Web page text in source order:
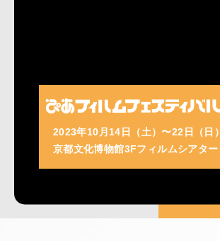
2023年10月14日（土）〜22日（日）
京都文化博物館3Fフィルムシアター